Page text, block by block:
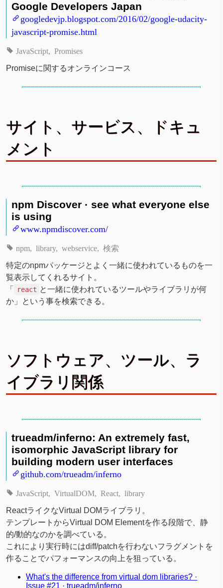
Google Developers Japan
googledevjp.blogspot.com/2016/02/google-udacity-
javascript-promise.html
JavaScript Promises
Promiseに関するオンラインコース
サイト、サービス、ドキュ
メント
npm Discover · see what everyone else
is using
www.npmdiscover.com/
npm library webservice 検索
特定のnpmパッケージとよく一緒に使われているものを一
覧表示してくれるサイト。
「
react と一緒に使われているツールやライブラリが何
か」という事を検索できる。
ソフトウェア、ツール、ラ
イブラリ関係
trueadm/inferno: An extremely fast,
isomorphic JavaScript library for
building modern user interfaces
github.com/trueadm/inferno
JavaScript VirtualDOM React library
ReactライクなVirtual DOMライブラリ。
テンプレートからVirtual DOM Elementを作る段階で、静
的/動的なのかを調べている。
これにより実行時にはdiff/patchを行わないフラグメントを
作ることでパフォーマンスの向上を狙っている。
What's the difference from virtual dom libraries? ·
Issue #21 · trueadm/inferno